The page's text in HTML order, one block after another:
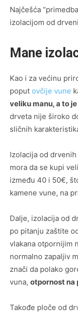
Najčešća
izolacijom od
Mane
Kao i za većinu
poput ovčije vune
veliku manu, a to
drveta nije široko
sličnih
Izolacija od
mora da se kupi
između 40 i 50€,
kamene vune, na
Dalje, izolacija od
po pitanju zaštite
vlakana otpornijim
normalno zapaljiv
znači da polako
vuna, otpornost na
Takođe ploče od